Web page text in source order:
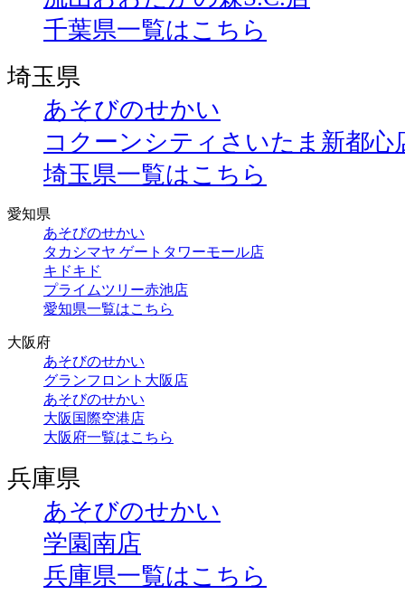
千葉県一覧はこちら
埼玉県
あそびのせかい
コクーンシティさいたま新都心
埼玉県一覧はこちら
愛知県
あそびのせかい
タカシマヤ ゲートタワーモール店
キドキド
プライムツリー赤池店
愛知県一覧はこちら
大阪府
あそびのせかい
グランフロント大阪店
あそびのせかい
大阪国際空港店
大阪府一覧はこちら
兵庫県
あそびのせかい
学園南店
兵庫県一覧はこちら